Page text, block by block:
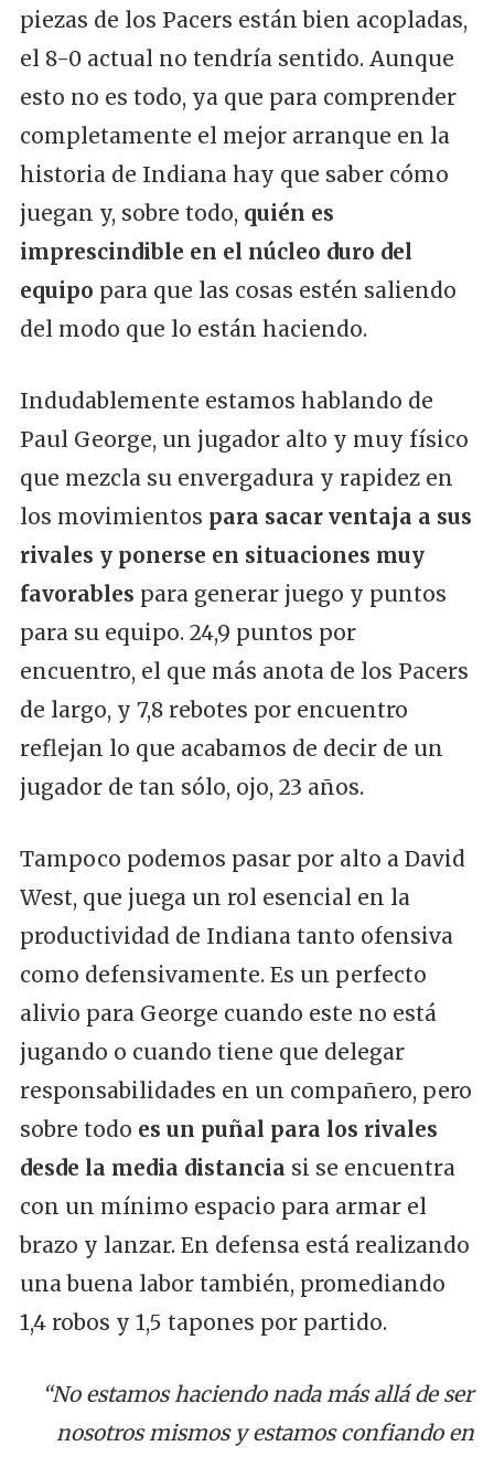
piezas de los Pacers están bien acopladas,
el 8-0 actual no tendría sentido. Aunque
esto no es todo, ya que para comprender
completamente el mejor arranque en la
historia de Indiana hay que saber cómo
juegan y, sobre todo, quién es
imprescindible en el núcleo duro del
equipo para que las cosas estén saliendo
del modo que lo están haciendo.
Indudablemente estamos hablando de
Paul George, un jugador alto y muy físico
que mezcla su envergadura y rapidez en
los movimientos para sacar ventaja a sus
rivales y ponerse en situaciones muy
favorables para generar juego y puntos
para su equipo. 24,9 puntos por
encuentro, el que más anota de los Pacers
de largo, y 7,8 rebotes por encuentro
reflejan lo que acabamos de decir de un
jugador de tan sólo, ojo, 23 años.
Tampoco podemos pasar por alto a David
West, que juega un rol esencial en la
productividad de Indiana tanto ofensiva
como defensivamente. Es un perfecto
alivio para George cuando este no está
jugando o cuando tiene que delegar
responsabilidades en un compañero, pero
sobre todo es un puñal para los rivales
desde la media distancia si se encuentra
con un mínimo espacio para armar el
brazo y lanzar. En defensa está realizando
una buena labor también, promediando
1,4 robos y 1,5 tapones por partido.
“No estamos haciendo nada más allá de ser
nosotros mismos y estamos confiando en